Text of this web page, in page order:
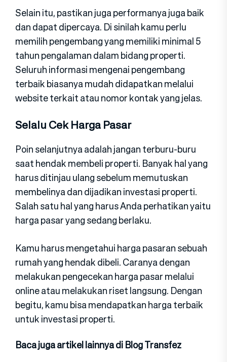
Selain itu, pastikan juga performanya juga baik
dan dapat dipercaya. Di sinilah kamu perlu
memilih pengembang yang memiliki minimal 5
tahun pengalaman dalam bidang properti.
Seluruh informasi mengenai pengembang
terbaik biasanya mudah didapatkan melalui
website terkait atau nomor kontak yang jelas.
Selalu Cek Harga Pasar
Poin selanjutnya adalah jangan terburu-buru
saat hendak membeli properti. Banyak hal yang
harus ditinjau ulang sebelum memutuskan
membelinya dan dijadikan investasi properti.
Salah satu hal yang harus Anda perhatikan yaitu
harga pasar yang sedang berlaku.
Kamu harus mengetahui harga pasaran sebuah
rumah yang hendak dibeli. Caranya dengan
melakukan pengecekan harga pasar melalui
online atau melakukan riset langsung. Dengan
begitu, kamu bisa mendapatkan harga terbaik
untuk investasi properti.
Baca juga artikel lainnya di Blog Transfez